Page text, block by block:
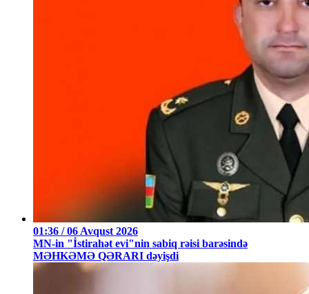
01:36 / 06 Avqust 2026
MN-in "İstirahət evi"nin sabiq rəisi barəsində
MƏHKƏMƏ QƏRARI dəyişdi